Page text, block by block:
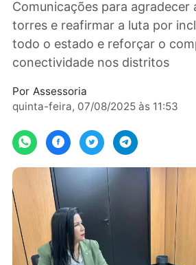
Deputada esteve
Comunicações para
torres e reafirmar a luta
todo o estado e reforçar o
conectividade nos distritos
quinta-feira, 07/08/2025 às 11:53